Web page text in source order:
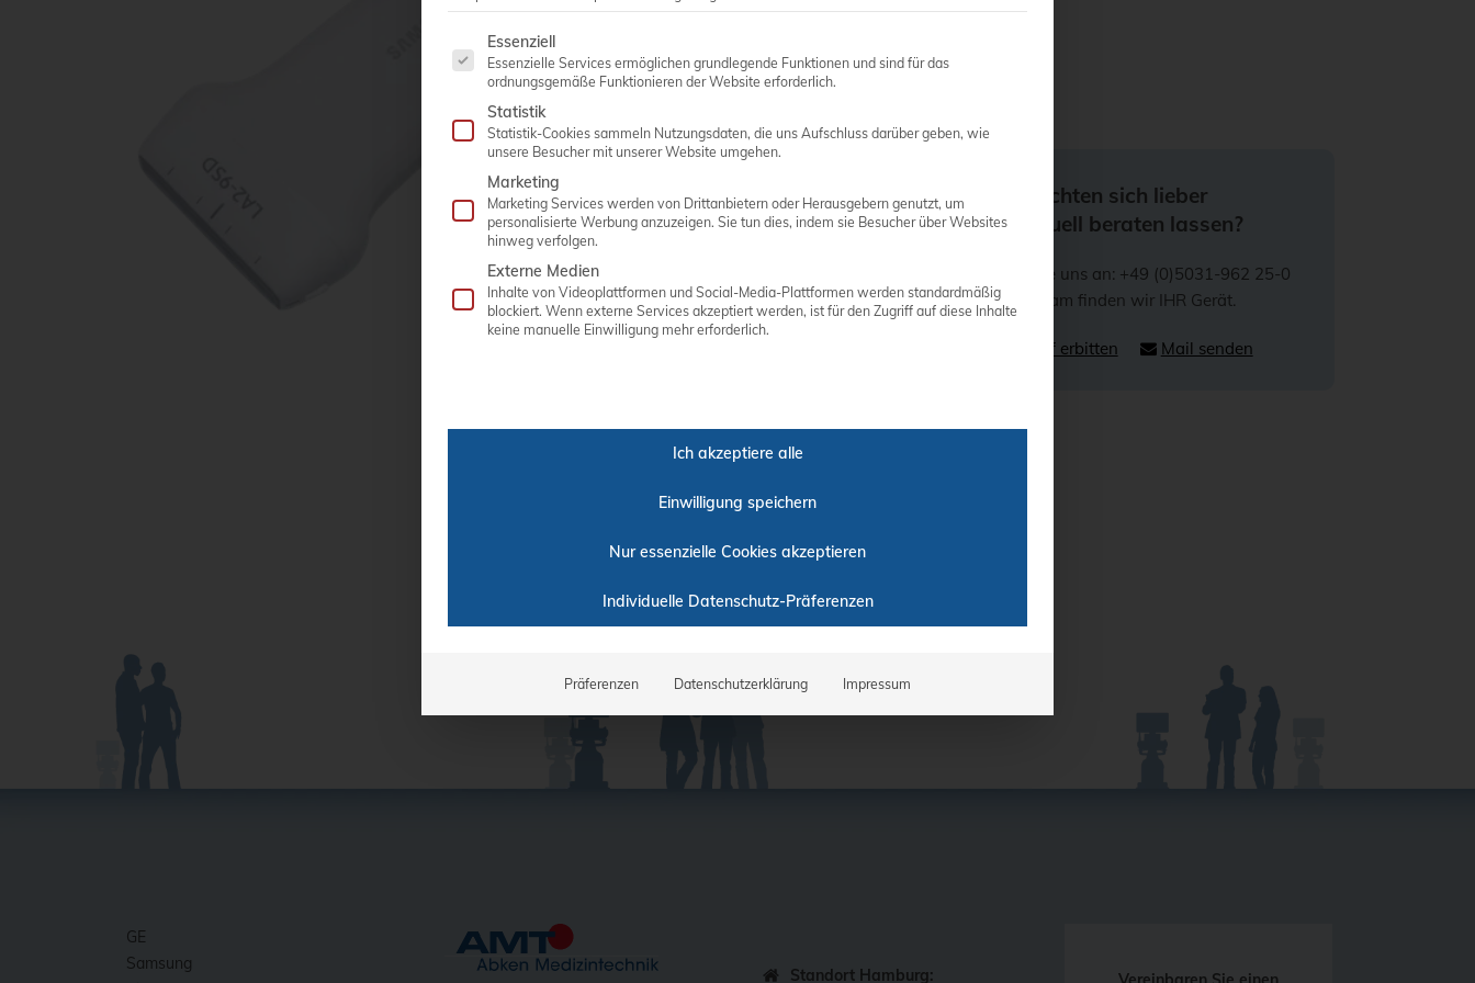
ANGEBOT ANFORDERN
Sie möchten sich lieber
individuell beraten lassen?
Rufen Sie uns an: +49 (0)5031-962 25-0
Gemeinsam finden wir IHR Gerät.
Rückruf erbitten Mail senden
GE
Samsung
Standort Hamburg:
Es folgt eine Liste der Service-Gruppen, für die eine Einwilligung erteilt werden kann. Die erste Service-Gruppe ist essenziell und
Essenziell
Essenzielle Services ermöglichen grundlegende Funktionen und sind für das
ordnungsgemäße Funktionieren der Website erforderlich.
Statistik
Statistik-Cookies sammeln Nutzungsdaten, die uns Aufschluss darüber geben, wie
unsere Besucher mit unserer Website umgehen.
Marketing
Marketing Services werden von Drittanbietern oder Herausgebern genutzt, um
personalisierte Werbung anzuzeigen. Sie tun dies, indem sie Besucher über Websites
hinweg verfolgen.
Externe Medien
Inhalte von Videoplattformen und Social-Media-Plattformen werden standardmäßig
blockiert. Wenn externe Services akzeptiert werden, ist für den Zugriff auf diese Inhalte
keine manuelle Einwilligung mehr erforderlich.
Ich akzeptiere alle
Einwilligung speichern
Nur essenzielle Cookies akzeptieren
Individuelle Datenschutz-Präferenzen
Präferenzen Datenschutzerklärung Impressum